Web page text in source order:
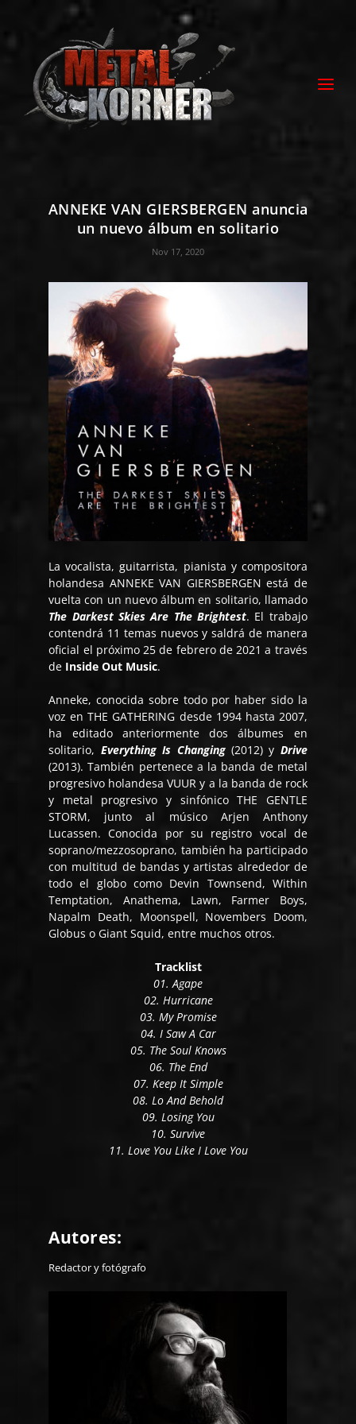
ANNEKE VAN GIERSBERGEN anuncia
un nuevo álbum en solitario
Nov 17, 2020
La vocalista, guitarrista, pianista y compositora
holandesa ANNEKE VAN GIERSBERGEN está de
vuelta con un nuevo álbum en solitario, llamado
The Darkest Skies Are The Brightest. El trabajo
contendrá 11 temas nuevos y saldrá de manera
oficial el próximo 25 de febrero de 2021 a través
de Inside Out Music.
Anneke, conocida sobre todo por haber sido la
voz en THE GATHERING desde 1994 hasta 2007,
ha editado anteriormente dos álbumes en
solitario, Everything Is Changing (2012) y Drive
(2013). También pertenece a la banda de metal
progresivo holandesa VUUR y a la banda de rock
y metal progresivo y sinfónico THE GENTLE
STORM, junto al músico Arjen Anthony
Lucassen. Conocida por su registro vocal de
soprano/mezzosoprano, también ha participado
con multitud de bandas y artistas alrededor de
todo el globo como Devin Townsend, Within
Temptation, Anathema, Lawn, Farmer Boys,
Napalm Death, Moonspell, Novembers Doom,
Globus o Giant Squid, entre muchos otros.
Tracklist
01. Agape
02. Hurricane
03. My Promise
04. I Saw A Car
05. The Soul Knows
06. The End
07. Keep It Simple
08. Lo And Behold
09. Losing You
10. Survive
11. Love You Like I Love You
Autores:
Redactor y fotógrafo